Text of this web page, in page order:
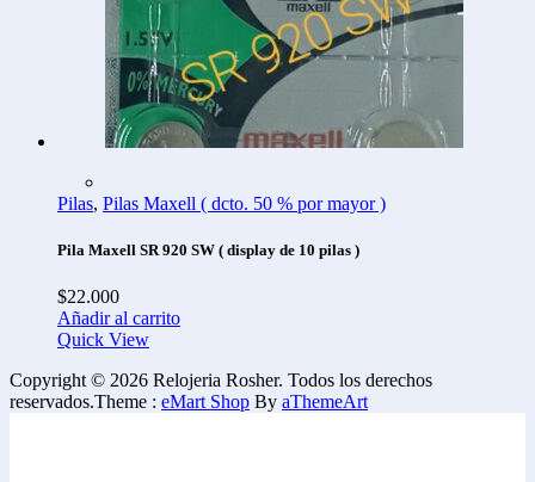
Pilas, Pilas Maxell ( dcto. 50 % por mayor )
Pila Maxell SR 920 SW ( display de 10 pilas )
$22.000
Añadir al carrito
Quick View
Copyright © 2026 Relojeria Rosher. Todos los derechos
reservados.Theme : eMart Shop By aThemeArt